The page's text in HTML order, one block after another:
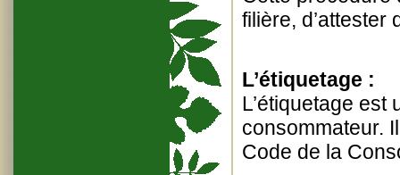
filière, d’attester
L’étiquetage :
L’étiquetage est
consommateur.
Code de la